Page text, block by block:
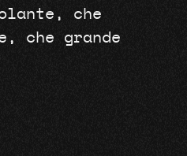
che
che grande